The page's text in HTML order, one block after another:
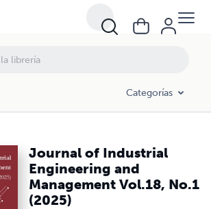
Categorías
Journal of Industrial
Engineering and
Management Vol.18, No.1
(2025)